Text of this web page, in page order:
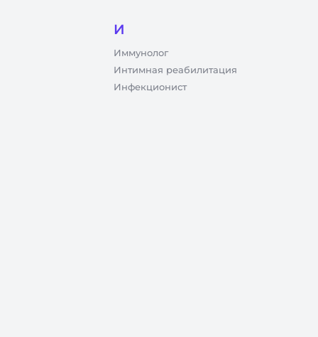
И
Иммунолог
Интимная реабилитация
Инфекционист